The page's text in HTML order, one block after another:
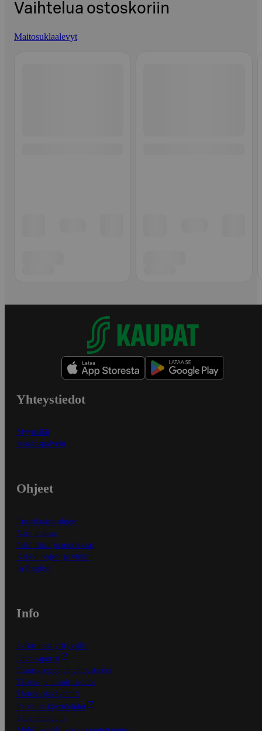
Vaihtelua ostoskoriin
Maitosuklaalevyt
Yhteystiedot
Myymälät
Asiakaspalvelu
Ohjeet
Ensitilaajan ohjeet
Näin maksat
Näin tilaat ja muokkaat
Kaikki ohjeet ja vinkit
In English
Info
S-Business yrityksille
Oiva-raportit
Osuuskauppojen yhteystiedot
Tilaus- ja toimitusehdot
Tietosuojakäytäntö
Palvelun käyttöehdot
Saavutettavuus